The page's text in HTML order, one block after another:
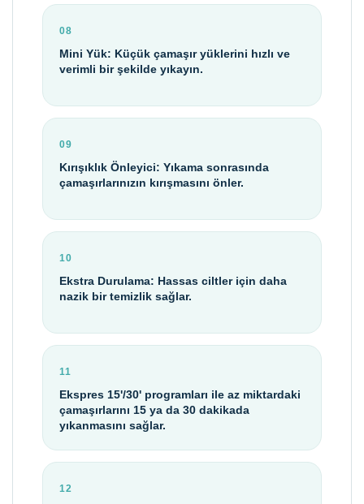
08
Mini Yük: Küçük çamaşır yüklerini hızlı ve
verimli bir şekilde yıkayın.
09
Kırışıklık Önleyici: Yıkama sonrasında
çamaşırlarınızın kırışmasını önler.
10
Ekstra Durulama: Hassas ciltler için daha
nazik bir temizlik sağlar.
11
Ekspres 15'/30' programları ile az miktardaki
çamaşırlarını 15 ya da 30 dakikada
yıkanmasını sağlar.
12